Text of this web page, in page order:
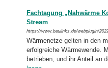
Fachtagung „Nahwärme
Stream
https://www.baulinks.de/webplugin/
Wärmenetze gelten in den
erfolgreiche Wärmewende.
betrieben, und ihr Anteil an